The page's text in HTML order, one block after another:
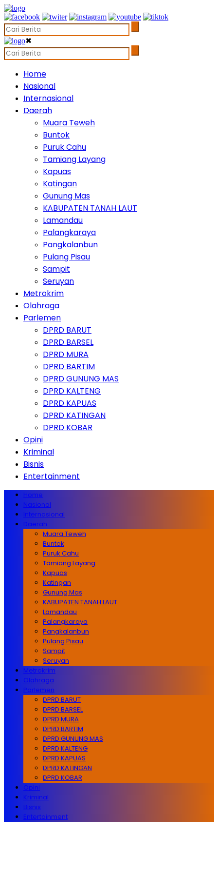
✖
Home
Nasional
Internasional
Daerah
Muara Teweh
Buntok
Puruk Cahu
Tamiang Layang
Kapuas
Katingan
Gunung Mas
KABUPATEN TANAH LAUT
Lamandau
Palangkaraya
Pangkalanbun
Pulang Pisau
Sampit
Seruyan
Metrokrim
Olahraga
Parlemen
DPRD BARUT
DPRD BARSEL
DPRD MURA
DPRD BARTIM
DPRD GUNUNG MAS
DPRD KALTENG
DPRD KAPUAS
DPRD KATINGAN
DPRD KOBAR
Opini
Kriminal
Bisnis
Entertainment
Home
Nasional
Internasional
Daerah
Muara Teweh
Buntok
Puruk Cahu
Tamiang Layang
Kapuas
Katingan
Gunung Mas
KABUPATEN TANAH LAUT
Lamandau
Palangkaraya
Pangkalanbun
Pulang Pisau
Sampit
Seruyan
Metrokrim
Olahraga
Parlemen
DPRD BARUT
DPRD BARSEL
DPRD MURA
DPRD BARTIM
DPRD GUNUNG MAS
DPRD KALTENG
DPRD KAPUAS
DPRD KATINGAN
DPRD KOBAR
Opini
Kriminal
Bisnis
Entertainment